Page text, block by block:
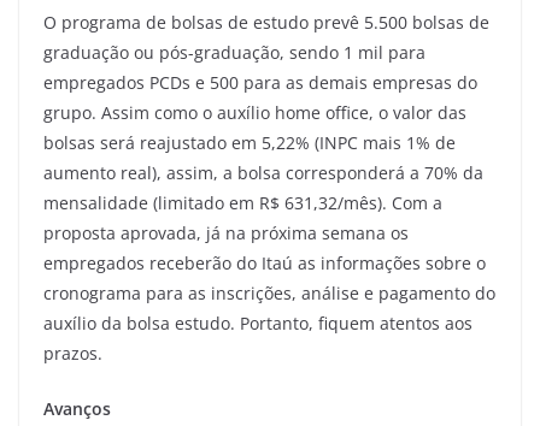
O programa de bolsas de estudo prevê 5.500 bolsas de
graduação ou pós-graduação, sendo 1 mil para
empregados PCDs e 500 para as demais empresas do
grupo. Assim como o auxílio home office, o valor das
bolsas será reajustado em 5,22% (INPC mais 1% de
aumento real), assim, a bolsa corresponderá a 70% da
mensalidade (limitado em R$ 631,32/mês). Com a
proposta aprovada, já na próxima semana os
empregados receberão do Itaú as informações sobre o
cronograma para as inscrições, análise e pagamento do
auxílio da bolsa estudo. Portanto, fiquem atentos aos
prazos.
Avanços